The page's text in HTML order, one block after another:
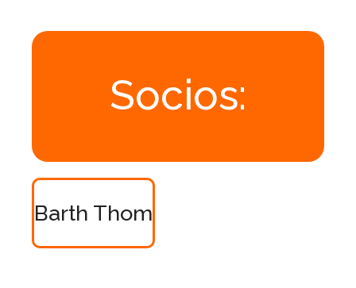
Socios:
Barth Thom